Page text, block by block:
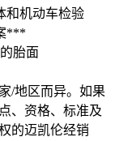
和机动车检验
***
胎面
/地区而异。如果
、资格、标准及
的迈凯伦经销